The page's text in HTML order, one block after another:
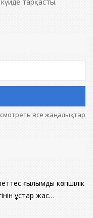
все жаңалықтар
ғылымды көпшілік
ұстар жас